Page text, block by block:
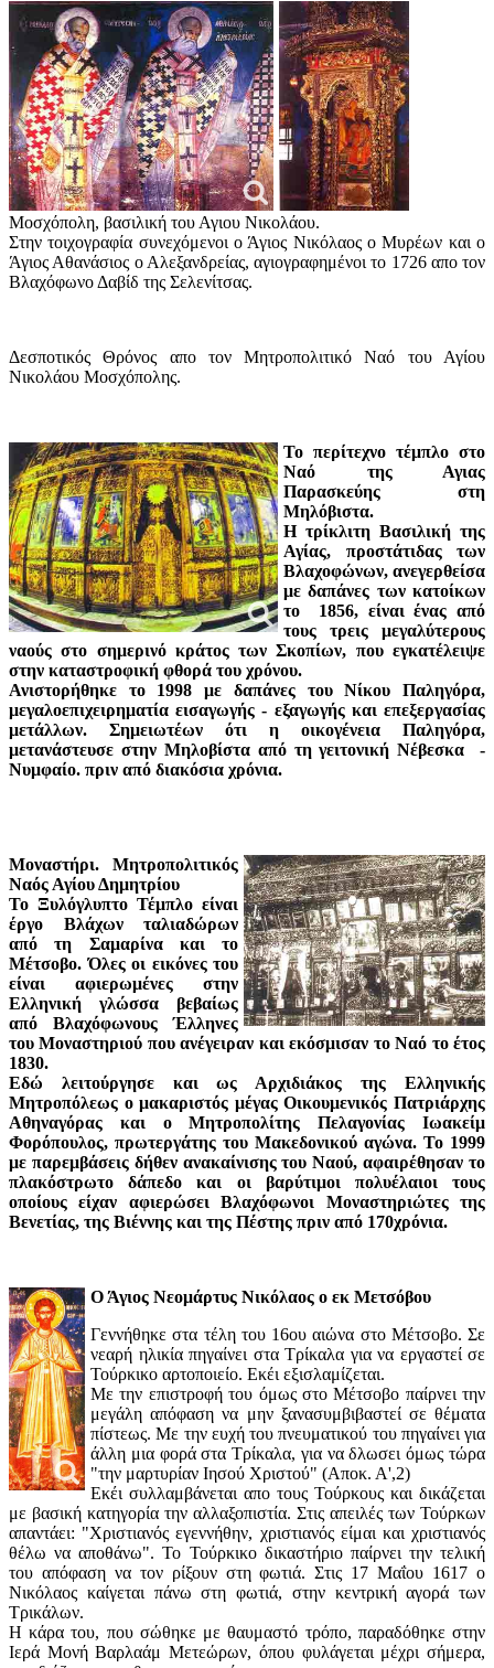
Μοσχόπολη, βασιλική του Αγιου Νικολάου.
Στην τοιχογραφία συνεχόμενοι ο Άγιος Νικόλαος ο Μυρέων και ο
Άγιος Αθανάσιος ο Αλεξανδρείας, αγιογραφημένοι το 1726 απο τον
Βλαχόφωνο Δαβίδ της Σελενίτσας.
Δεσποτικός Θρόνος απο τον Μητροπολιτικό Ναό του Αγίου
Νικολάου Μοσχόπολης.
Το περίτεχνο τέμπλο στο
Ναό της Αγιας
Παρασκεύης στη
Μηλόβιστα.
Η τρίκλιτη Βασιλική της
Αγίας, προστάτιδας των
Βλαχοφώνων, ανεγερθείσα
με δαπάνες των κατοίκων
το 1856, είναι ένας από
τους τρεις μεγαλύτερους
ναούς στο σημερινό κράτος των Σκοπίων, που εγκατέλειψε
στην καταστροφική φθορά του χρόνου.
Ανιστορήθηκε το 1998 με δαπάνες του Νίκου Παληγόρα,
μεγαλοεπιχειρηματία εισαγωγής - εξαγωγής και επεξεργασίας
μετάλλων. Σημειωτέων ότι η οικογένεια Παληγόρα,
μετανάστευσε στην Μηλοβίστα από τη γειτονική Νέβεσκα -
Νυμφαίο. πριν από διακόσια χρόνια.
Μοναστήρι. Μητροπολιτικός
Ναός Αγίου Δημητρίου
Το Ξυλόγλυπτο Τέμπλο είναι
έργο Βλάχων ταλιαδώρων
από τη Σαμαρίνα και το
Μέτσοβο. Όλες οι εικόνες του
είναι αφιερωμένες στην
Ελληνική γλώσσα βεβαίως
από Βλαχόφωνους Έλληνες
του Μοναστηριού που ανέγειραν και εκόσμισαν το Ναό το έτος
1830.
Εδώ λειτούργησε και ως Αρχιδιάκος της Ελληνικής
Μητροπόλεως ο μακαριστός μέγας Οικουμενικός Πατριάρχης
Αθηναγόρας και ο Μητροπολίτης Πελαγονίας Ιωακείμ
Φορόπουλος, πρωτεργάτης του Μακεδονικού αγώνα. Το 1999
με παρεμβάσεις δήθεν ανακαίνισης του Ναού, αφαιρέθησαν το
πλακόστρωτο δάπεδο και οι βαρύτιμοι πολυέλαιοι τους
οποίους είχαν αφιερώσει Βλαχόφωνοι Μοναστηριώτες της
Βενετίας, της Βιέννης και της Πέστης πριν από 170χρόνια.
Ο Άγιος Νεομάρτυς Νικόλαος ο εκ Μετσόβου
Γεννήθηκε στα τέλη του 16ου αιώνα στο Μέτσοβο. Σε
νεαρή ηλικία πηγαίνει στα Τρίκαλα για να εργαστεί σε
Τούρκικο αρτοποιείο. Εκέι εξισλαμίζεται.
Με την επιστροφή του όμως στο Μέτσοβο παίρνει την
μεγάλη απόφαση να μην ξανασυμβιβαστεί σε θέματα
πίστεως. Με την ευχή του πνευματικού του πηγαίνει για
άλλη μια φορά στα Τρίκαλα, για να δλωσει όμως τώρα
"την μαρτυρίαν Ιησού Χριστού" (Αποκ. Α',2)
Εκέι συλλαμβάνεται απο τους Τούρκους και δικάζεται
με βασική κατηγορία την αλλαξοπιστία. Στις απειλές των Τούρκων
απαντάει: "Χριστιανός εγεννήθην, χριστιανός είμαι και χριστιανός
θέλω να αποθάνω". Το Τούρκικο δικαστήριο παίρνει την τελική
του απόφαση να τον ρίξουν στη φωτιά. Στις 17 Μαΐου 1617 ο
Νικόλαος καίγεται πάνω στη φωτιά, στην κεντρική αγορά των
Τρικάλων.
Η κάρα του, που σώθηκε με θαυμαστό τρόπο, παραδόθηκε στην
Ιερά Μονή Βαρλαάμ Μετεώρων, όπου φυλάγεται μέχρι σήμερα,